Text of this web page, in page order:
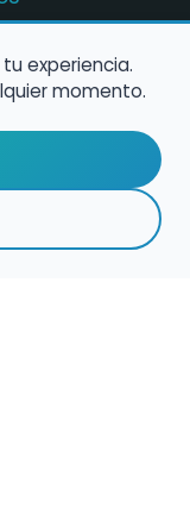
experiencia.
momento.